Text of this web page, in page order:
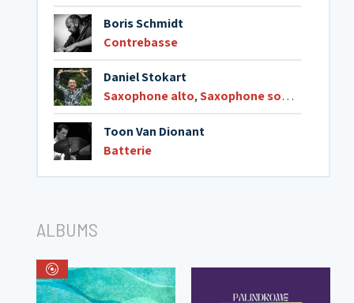
Boris Schmidt
Contrebasse
Daniel Stokart
Saxophone alto,Saxophone soprano
Toon Van Dionant
Batterie
ALBUMS